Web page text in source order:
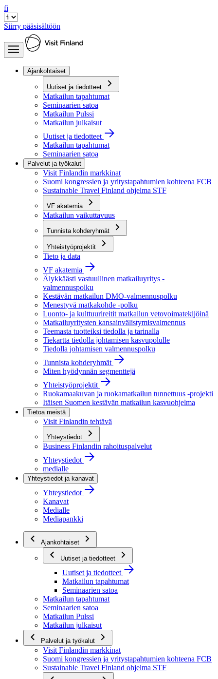
fi
Siirry pääsisältöön
Ajankohtaiset
Uutiset ja tiedotteet
Matkailun tapahtumat
Seminaarien satoa
Matkailun Pulssi
Matkailun julkaisut
Uutiset ja tiedotteet
Matkailun tapahtumat
Seminaarien satoa
Palvelut ja työkalut
Visit Finlandin markkinat
Suomi kongressien ja yritystapahtumien kohteena FCB
Sustainable Travel Finland ohjelma STF
VF akatemia
Matkailun vaikuttavuus
Tunnista kohderyhmät
Yhteistyöprojektit
Tieto ja data
VF akatemia
Älykkäästi vastuullinen matkailuyritys -
valmennuspolku
Kestävän matkailun DMO-valmennuspolku
Menestyvä matkakohde -polku
Luonto- ja kulttuurireitit matkailun vetovoimatekijöinä
Matkailuyritysten kansainvälistymisvalmennus
Teemasta tuotteiksi tiedolla ja tarinalla
Tiekartta tiedolla johtamisen kasvupolulle
Tiedolla johtamisen valmennuspolku
Tunnista kohderyhmät
Miten hyödynnän segmenttejä
Yhteistyöprojektit
Ruokamaakuvan ja ruokamatkailun tunnettuus -projekti
Itäisen Suomen kestävän matkailun kasvuohjelma
Tietoa meistä
Visit Finlandin tehtävä
Yhteystiedot
Business Finlandin rahoituspalvelut
Yhteystiedot
medialle
Yhteystiedot ja kanavat
Yhteystiedot
Kanavat
Medialle
Mediapankki
Ajankohtaiset
Uutiset ja tiedotteet
Uutiset ja tiedotteet
Matkailun tapahtumat
Seminaarien satoa
Matkailun tapahtumat
Seminaarien satoa
Matkailun Pulssi
Matkailun julkaisut
Palvelut ja työkalut
Visit Finlandin markkinat
Suomi kongressien ja yritystapahtumien kohteena FCB
Sustainable Travel Finland ohjelma STF